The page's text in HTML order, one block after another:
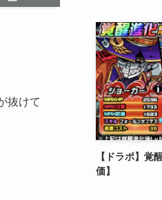
抜けて
【ドラポ】
価】